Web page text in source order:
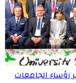
رؤساء الجامعات